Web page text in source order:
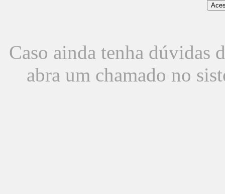
Caso ainda tenha dúvidas
abra um chamado no